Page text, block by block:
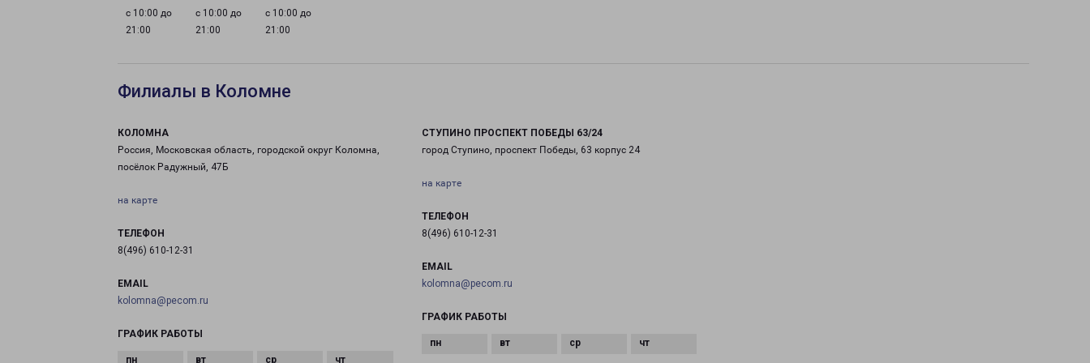
с 10:00 до
21:00
с 10:00 до
21:00
с 10:00 до
21:00
Филиалы в Коломне
КОЛОМНА
Россия, Московская область, городской округ Коломна,
посёлок Радужный, 47Б
на карте
ТЕЛЕФОН
8(496) 610-12-31
EMAIL
kolomna@pecom.ru
ГРАФИК РАБОТЫ
СТУПИНО ПРОСПЕКТ ПОБЕДЫ 63/24
город Ступино, проспект Победы, 63 корпус 24
на карте
ТЕЛЕФОН
8(496) 610-12-31
EMAIL
kolomna@pecom.ru
ГРАФИК РАБОТЫ